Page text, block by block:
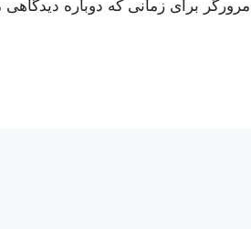
برای زمانی که دوباره